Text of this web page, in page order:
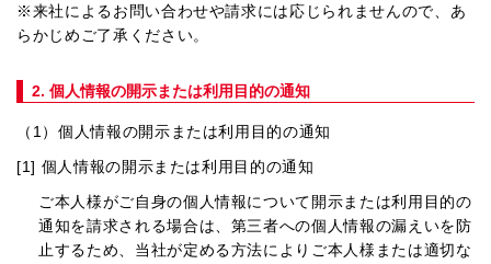
※来社によるお問い合わせや請求には応じられませんので、あ
らかじめご了承ください。
2. 個人情報の開示または利用目的の通知
（1）個人情報の開示または利用目的の通知
[1] 個人情報の開示または利用目的の通知
ご本人様がご自身の個人情報について開示または利用目的の
通知を請求される場合は、第三者への個人情報の漏えいを防
止するため、当社が定める方法によりご本人様または適切な